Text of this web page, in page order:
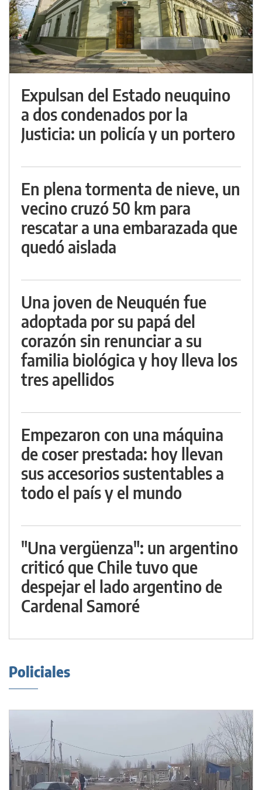
Expulsan del Estado neuquino
a dos condenados por la
Justicia: un policía y un portero
En plena tormenta de nieve, un
vecino cruzó 50 km para
rescatar a una embarazada que
quedó aislada
Una joven de Neuquén fue
adoptada por su papá del
corazón sin renunciar a su
familia biológica y hoy lleva los
tres apellidos
Empezaron con una máquina
de coser prestada: hoy llevan
sus accesorios sustentables a
todo el país y el mundo
"Una vergüenza": un argentino
criticó que Chile tuvo que
despejar el lado argentino de
Cardenal Samoré
Policiales